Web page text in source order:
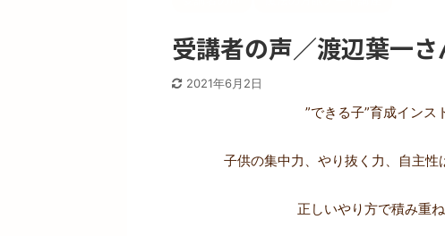
受講者の声／渡辺葉一さ
2021年6月2日
”できる子”育成インス
子供の集中力、やり抜く力、自主性
正しいやり方で積み重